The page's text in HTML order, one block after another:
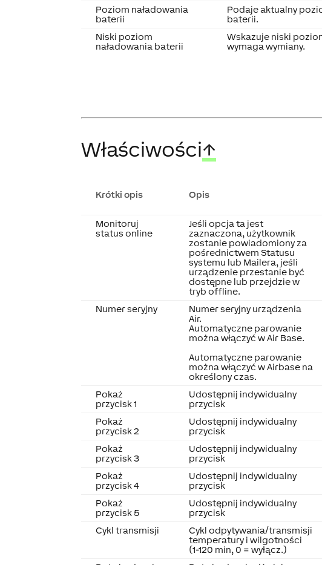
Poziom naładowania
baterii
Podaje aktualny
baterii.
Niski poziom
naładowania baterii
Wskazuje niski
wymaga wymiany.
Właściwości↑
Krótki opis Opis
Monitoruj
status online
Jeśli opcja ta jest
zaznaczona, użytkownik
zostanie powiadomiony za
pośrednictwem Statusu
systemu lub Mailera, jeśli
urządzenie przestanie być
dostępne lub przejdzie w
tryb offline.
Numer seryjny
Numer seryjny urządzenia
Air.
Automatyczne parowanie
można włączyć w Air Base.
Automatyczne parowanie
można włączyć w Airbase na
określony czas.
Pokaż
przycisk 1
Udostępnij indywidualny
przycisk
Pokaż
przycisk 2
Udostępnij indywidualny
przycisk
Pokaż
przycisk 3
Udostępnij indywidualny
przycisk
Pokaż
przycisk 4
Udostępnij indywidualny
przycisk
Pokaż
przycisk 5
Udostępnij indywidualny
przycisk
Cykl transmisji
Cykl odpytywania/transmisji
temperatury i wilgotności
(1-120 min, 0 = wyłącz.)